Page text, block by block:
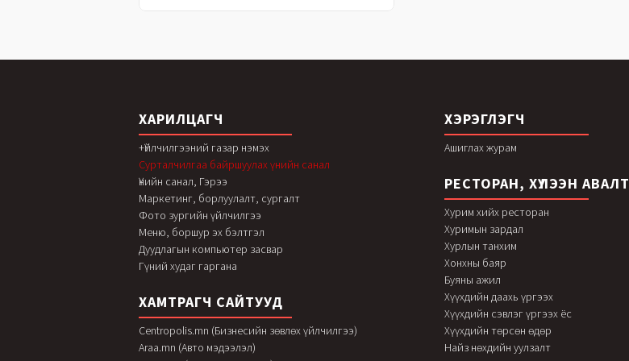
ХАРИЛЦАГЧ
+Үйлчилгээний газар нэмэх
Сурталчилгаа байршуулах үнийн санал
Үнийн санал, Гэрээ
Маркетинг, борлуулалт, сургалт
Фото зургийн үйлчилгээ
Меню, боршур эх бэлтгэл
Дуудлагын компьютер засвар
Гүний худаг гаргана
ХАМТРАГЧ САЙТУУД
Centropolis.mn (Бизнесийн зөвлөх үйлчилгээ)
Araa.mn (Авто мэдээлэл)
ХЭРЭГЛЭГЧ
Ашиглах журам
РЕСТОРАН, ХҮЛЭЭН АВАЛТ
Хурим хийх ресторан
Хуримын зардал
Хурлын танхим
Хонхны баяр
Буяны ажил
Хүүхдийн даахь үргээх
Хүүхдийн сэвлэг үргээх ёс
Хүүхдийн төрсөн өдөр
Найз нөхдийн уулзалт